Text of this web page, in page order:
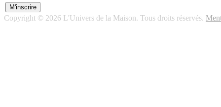
Copyright © 2026 L'Univers de la Maison. Tous droits réservés.